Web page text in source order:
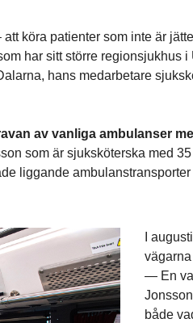
köra patienter som inte är
har sitt större
hans medarbetare
av vanliga ambulanser
som är sjuksköterska med
liggande
I
— En
både